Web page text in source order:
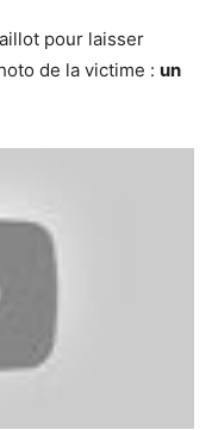
pour laisser
de la victime : un